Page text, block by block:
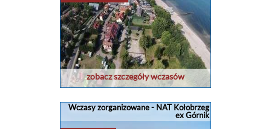
zobacz szczegóły wczasów
Wczasy zorganizowane - NAT Kołobrzeg
ex Górnik